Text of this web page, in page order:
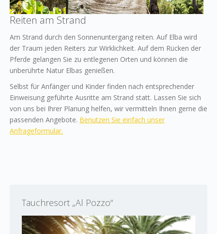
Reiten am Strand
Am Strand durch den Sonnenuntergang reiten. Auf Elba wird
der Traum jeden Reiters zur Wirklichkeit. Auf dem Rücken der
Pferde gelangen Sie zu entlegenen Orten und können die
unberührte Natur Elbas genießen.
Selbst für Anfänger und Kinder finden nach entsprechender
Einweisung geführte Ausritte am Strand statt. Lassen Sie sich
von uns bei Ihrer Planung helfen, wir vermitteln Ihnen gerne die
passenden Angebote. Benutzen Sie einfach unser
Anfrageformular.
Tauchresort „Al Pozzo“